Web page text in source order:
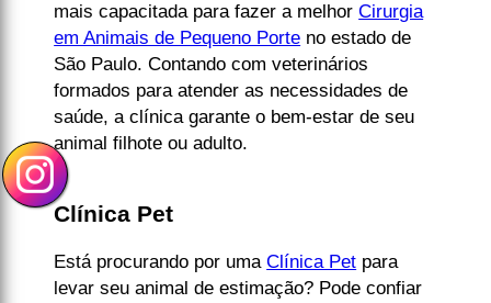
mais capacitada para fazer a melhorCirurgia
em Animais de Pequeno Porte no estado de
São Paulo. Contando com veterinários
formados para atender as necessidades de
saúde, a clínica garante o bem-estar de seu
animal filhote ou adulto.
Clínica Pet
Está procurando por umaClínica Pet para
levar seu animal de estimação? Pode confiar